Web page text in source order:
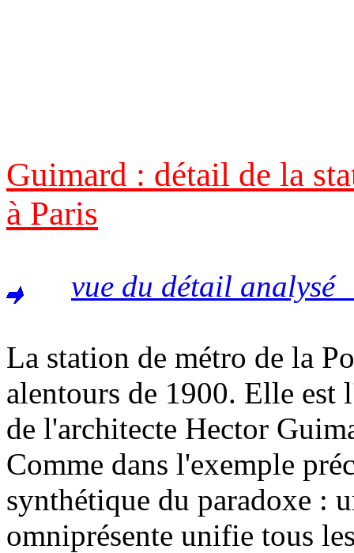
Guimard : détail de la
à Paris
vue du détail analysé
La station de métro de la
alentours de 1900. Elle est
de l'architecte Hector
Comme dans l'exemple
synthétique du paradoxe :
omniprésente unifie tous